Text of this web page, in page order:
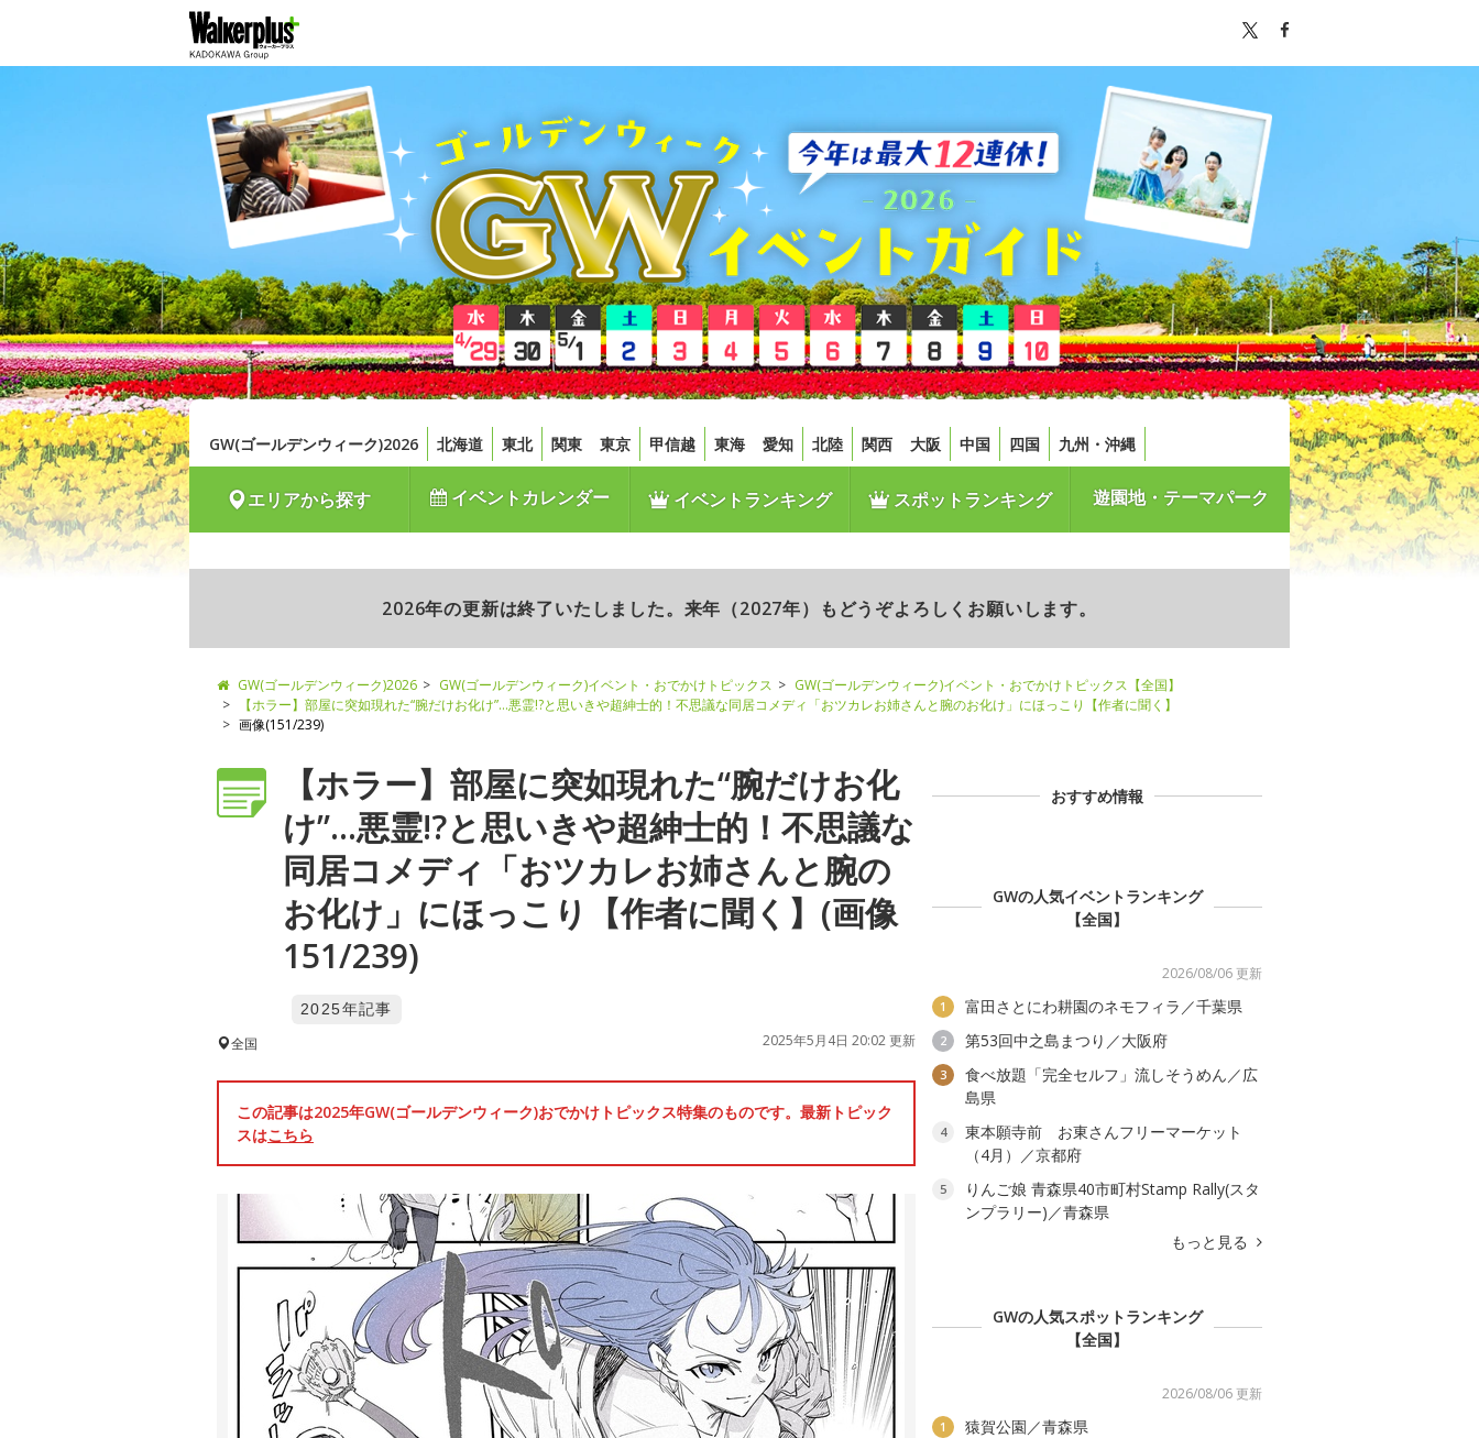
GW(ゴールデンウィーク)2026 北海道 東北 関東 東京 甲信越 東海 愛知 北陸 関西 大阪 中国 四国 九州・沖縄
エリアから探す イベントカレンダー イベントランキング スポットランキング 遊園地・テーマパーク
2026年の更新は終了いたしました。来年（2027年）もどうぞよろしくお願いします。
GW(ゴールデンウィーク)2026 GW(ゴールデンウィーク)イベント・おでかけトピックス
GW(ゴールデンウィーク)イベント・おでかけトピックス【全国】
【ホラー】部屋に突如現れた“腕だけお化け”…悪霊!?と思いきや超紳士的！不思議な同居コメディ「おツカレお姉さんと腕のお化け」にほっこり【作者に聞く】
画像(151/239)
【ホラー】部屋に突如現れた“腕だけお化
け”…悪霊!?と思いきや超紳士的！不思議な
同居コメディ「おツカレお姉さんと腕の
お化け」にほっこり【作者に聞く】(画像
151/239)
2025年記事
全国 2025年5月4日 20:02 更新
この記事は2025年GW(ゴールデンウィーク)おでかけトピックス特集のものです。最新トピック
スはこちら
おすすめ情報
GWの人気イベントランキング
【全国】
2026/08/06 更新
1 富田さとにわ耕園のネモフィラ／千葉県
2 第53回中之島まつり／大阪府
3
食べ放題「完全セルフ」流しそうめん／広
島県
4
東本願寺前 お東さんフリーマーケット
（4月）／京都府
5
りんご娘 青森県40市町村Stamp Rally(スタ
ンプラリー)／青森県
もっと見る
GWの人気スポットランキング
【全国】
2026/08/06 更新
1 猿賀公園／青森県